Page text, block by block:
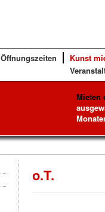
Öffnungszeiten
Kunst
Mieten
o.T.